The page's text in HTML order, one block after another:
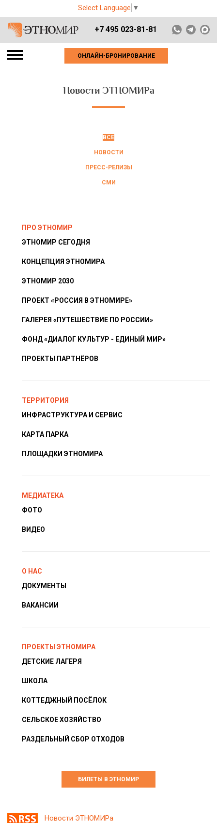
Select Language ▼
+7 495 023-81-81
ОНЛАЙН-БРОНИРОВАНИЕ
Новости ЭТНОМИРа
ВСЕ
НОВОСТИ
ПРЕСС-РЕЛИЗЫ
СМИ
ПРО ЭТНОМИР
ЭТНОМИР СЕГОДНЯ
КОНЦЕПЦИЯ ЭТНОМИРА
ЭТНОМИР 2030
ПРОЕКТ «РОССИЯ В ЭТНОМИРЕ»
ГАЛЕРЕЯ «ПУТЕШЕСТВИЕ ПО РОССИИ»
ФОНД «ДИАЛОГ КУЛЬТУР - ЕДИНЫЙ МИР»
ПРОЕКТЫ ПАРТНЁРОВ
ТЕРРИТОРИЯ
ИНФРАСТРУКТУРА И СЕРВИС
КАРТА ПАРКА
ПЛОЩАДКИ ЭТНОМИРА
МЕДИАТЕКА
ФОТО
ВИДЕО
О НАС
ДОКУМЕНТЫ
ВАКАНСИИ
ПРОЕКТЫ ЭТНОМИРА
ДЕТСКИЕ ЛАГЕРЯ
ШКОЛА
КОТТЕДЖНЫЙ ПОСЁЛОК
СЕЛЬСКОЕ ХОЗЯЙСТВО
РАЗДЕЛЬНЫЙ СБОР ОТХОДОВ
БИЛЕТЫ В ЭТНОМИР
Новости ЭТНОМИРа